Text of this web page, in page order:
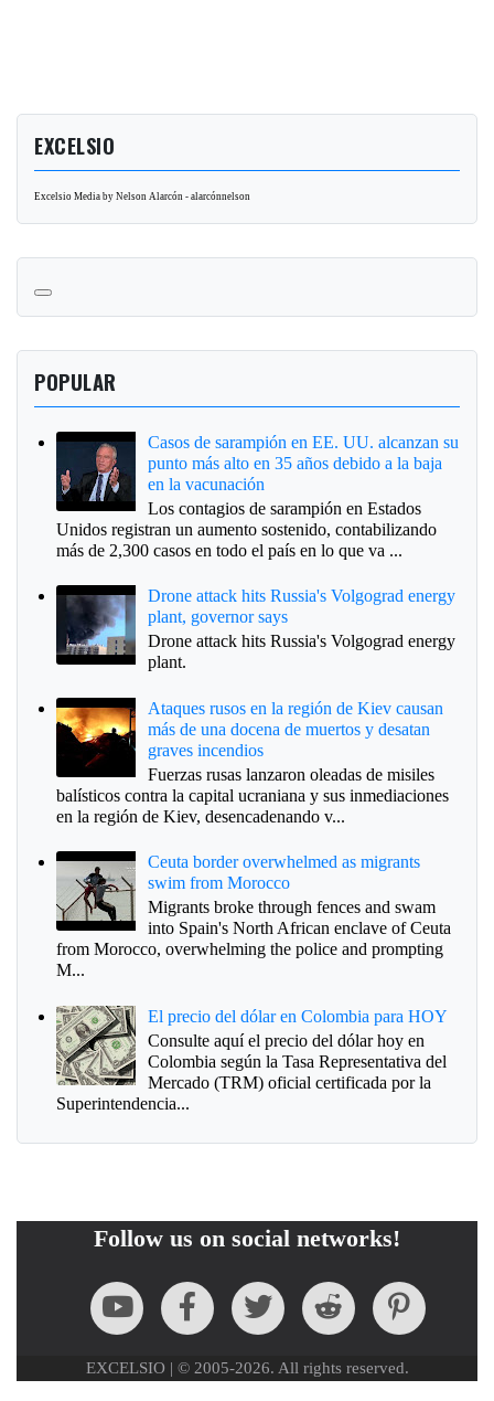
EXCELSIO
Excelsio Media by Nelson Alarcón - alarcónnelson
POPULAR
Casos de sarampión en EE. UU. alcanzan su
punto más alto en 35 años debido a la baja
en la vacunación
Los contagios de sarampión en Estados
Unidos registran un aumento sostenido, contabilizando
más de 2,300 casos en todo el país en lo que va ...
Drone attack hits Russia's Volgograd energy
plant, governor says
Drone attack hits Russia's Volgograd energy
plant.
Ataques rusos en la región de Kiev causan
más de una docena de muertos y desatan
graves incendios
Fuerzas rusas lanzaron oleadas de misiles
balísticos contra la capital ucraniana y sus inmediaciones
en la región de Kiev, desencadenando v...
Ceuta border overwhelmed as migrants
swim from Morocco
Migrants broke through fences and swam
into Spain's North African enclave of Ceuta
from Morocco, overwhelming the police and prompting
M...
El precio del dólar en Colombia para HOY
Consulte aquí el precio del dólar hoy en
Colombia según la Tasa Representativa del
Mercado (TRM) oficial certificada por la
Superintendencia...
Follow us on social networks!
EXCELSIO | © 2005-2026. All rights reserved.